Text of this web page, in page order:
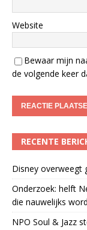
Website
Bewaar mijn
de volgende keer
RECENTE
Disney overweegt
Onderzoek: helft
die nauwelijks
NPO Soul & Jazz